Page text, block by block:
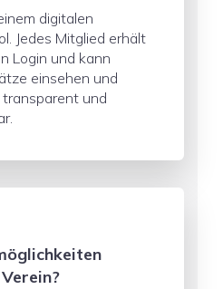
digitalen
Jedes Mitglied erhält
Login und kann
einsehen und
transparent und